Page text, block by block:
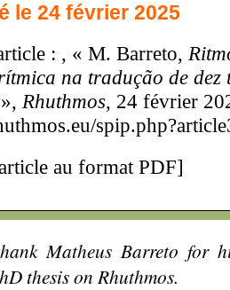
le 24 février 2025
: , « M. Barreto,
na tradução de dez
», Rhuthmos, 24 février
au format PDF]
Matheus Barreto for
thesis on Rhuthmos.